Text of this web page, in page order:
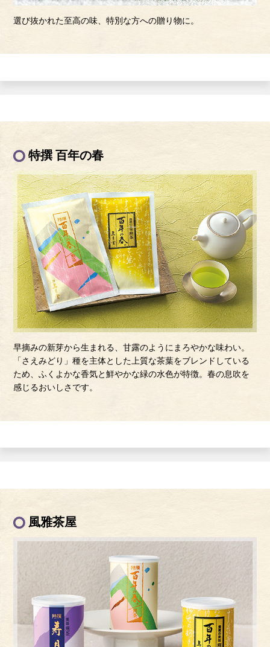
選び抜かれた至高の味、特別な方への贈り物に。
特撰 百年の春
早摘みの新芽から生まれる、甘露のようにまろやかな味わい。
「さえみどり」種を主体とした上質な茶葉をブレンドしている
ため、ふくよかな香気と鮮やかな緑の水色が特徴。春の息吹を
感じるおいしさです。
風雅茶屋